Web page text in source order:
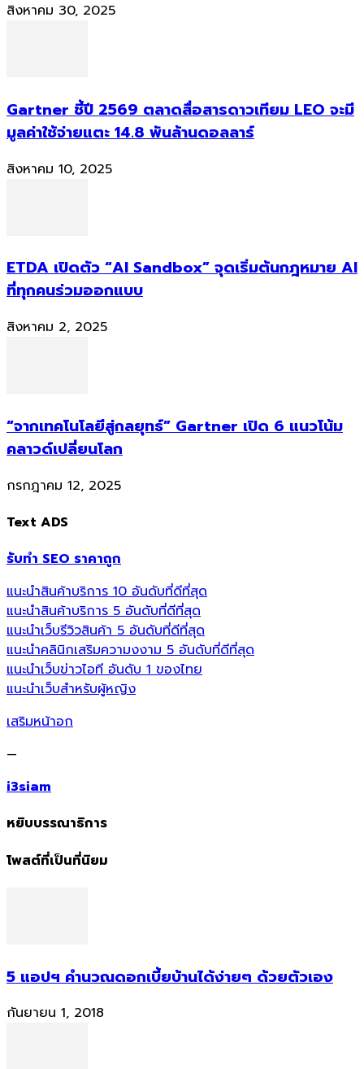
สิงหาคม 30, 2025
Gartner ชี้ปี 2569 ตลาดสื่อสารดาวเทียม LEO จะมี
มูลค่าใช้จ่ายแตะ 14.8 พันล้านดอลลาร์
สิงหาคม 10, 2025
ETDA เปิดตัว “AI Sandbox” จุดเริ่มต้นกฎหมาย AI
ที่ทุกคนร่วมออกแบบ
สิงหาคม 2, 2025
“จากเทคโนโลยีสู่กลยุทธ์” Gartner เปิด 6 แนวโน้ม
คลาวด์เปลี่ยนโลก
กรกฎาคม 12, 2025
Text ADS
รับทำ SEO ราคาถูก
แนะนำสินค้าบริการ 10 อันดับที่ดีที่สุด
แนะนำสินค้าบริการ 5 อันดับที่ดีที่สุด
แนะนำเว็บรีวิวสินค้า 5 อันดับที่ดีที่สุด
แนะนำคลินิกเสริมความงงาม 5 อันดับที่ดีที่สุด
แนะนำเว็บข่าวไอที อันดับ 1 ของไทย
แนะนำเว็บสำหรับผู้หญิง
เสริมหน้าอก
—
i3siam
หยิบบรรณาธิการ
โพสต์ที่เป็นที่นิยม
5 แอปฯ คำนวณดอกเบี้ยบ้านได้ง่ายๆ ด้วยตัวเอง
กันยายน 1, 2018